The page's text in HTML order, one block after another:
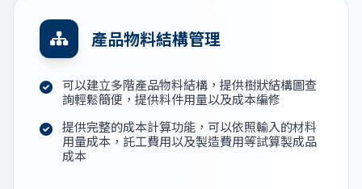
產品物料結構管理
可以建立多階產品物料結構，提供樹狀結構圖查
詢輕鬆簡便，提供料件用量以及成本編修
提供完整的成本計算功能，可以依照輸入的材料
用量成本，託工費用以及製造費用等試算製成品
成本